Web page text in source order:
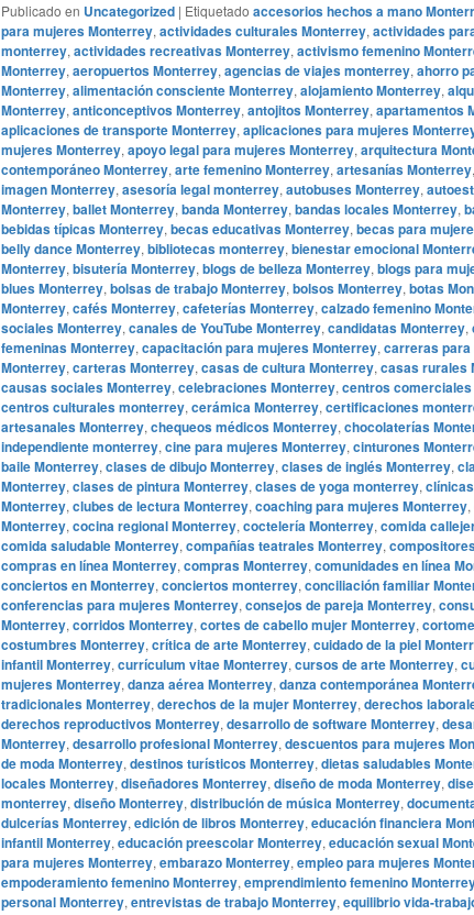
Publicado en Uncategorized | Etiquetado accesorios hechos a mano
para mujeres Monterrey, actividades culturales Monterrey, actividades
monterrey, actividades recreativas Monterrey, activismo femenino
Monterrey, aeropuertos Monterrey, agencias de viajes monterrey, ahorro
Monterrey, alimentación consciente Monterrey, alojamiento Monterrey,
Monterrey, anticonceptivos Monterrey, antojitos Monterrey, apartamentos
aplicaciones de transporte Monterrey, aplicaciones para mujeres
mujeres Monterrey, apoyo legal para mujeres Monterrey, arquitectura
contemporáneo Monterrey, arte femenino Monterrey, artesanías Monterrey,
imagen Monterrey, asesoría legal monterrey, autobuses Monterrey,
Monterrey, ballet Monterrey, banda Monterrey, bandas locales Monterrey,
bebidas típicas Monterrey, becas educativas Monterrey, becas para
belly dance Monterrey, bibliotecas monterrey, bienestar emocional
Monterrey, bisutería Monterrey, blogs de belleza Monterrey, blogs para
blues Monterrey, bolsas de trabajo Monterrey, bolsos Monterrey, botas
Monterrey, cafés Monterrey, cafeterías Monterrey, calzado femenino
sociales Monterrey, canales de YouTube Monterrey, candidatas Monterrey,
femeninas Monterrey, capacitación para mujeres Monterrey, carreras
Monterrey, carteras Monterrey, casas de cultura Monterrey, casas rurales
causas sociales Monterrey, celebraciones Monterrey, centros
centros culturales monterrey, cerámica Monterrey, certificaciones
artesanales Monterrey, chequeos médicos Monterrey, chocolaterías
independiente monterrey, cine para mujeres Monterrey, cinturones
baile Monterrey, clases de dibujo Monterrey, clases de inglés Monterrey,
Monterrey, clases de pintura Monterrey, clases de yoga monterrey,
Monterrey, clubes de lectura Monterrey, coaching para mujeres Monterrey,
Monterrey, cocina regional Monterrey, coctelería Monterrey, comida
comida saludable Monterrey, compañías teatrales Monterrey,
compras en línea Monterrey, compras Monterrey, comunidades en línea
conciertos en Monterrey, conciertos monterrey, conciliación familiar
conferencias para mujeres Monterrey, consejos de pareja Monterrey,
Monterrey, corridos Monterrey, cortes de cabello mujer Monterrey,
costumbres Monterrey, crítica de arte Monterrey, cuidado de la piel
infantil Monterrey, currículum vitae Monterrey, cursos de arte Monterrey,
mujeres Monterrey, danza aérea Monterrey, danza contemporánea
tradicionales Monterrey, derechos de la mujer Monterrey, derechos
derechos reproductivos Monterrey, desarrollo de software Monterrey,
Monterrey, desarrollo profesional Monterrey, descuentos para mujeres
de moda Monterrey, destinos turísticos Monterrey, dietas saludables
locales Monterrey, diseñadores Monterrey, diseño de moda Monterrey,
monterrey, diseño Monterrey, distribución de música Monterrey,
dulcerías Monterrey, edición de libros Monterrey, educación financiera
infantil Monterrey, educación preescolar Monterrey, educación sexual
para mujeres Monterrey, embarazo Monterrey, empleo para mujeres
empoderamiento femenino Monterrey, emprendimiento femenino
personal Monterrey, entrevistas de trabajo Monterrey, equilibrio vida-